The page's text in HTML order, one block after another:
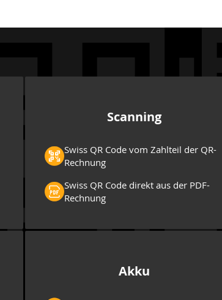
Scanning
Swiss QR Code vom Zahlteil der QR-
Rechnung
Swiss QR Code direkt aus der PDF-
Rechnung
Akku